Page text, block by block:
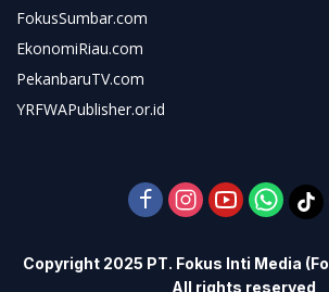
FokusSumbar.com
EkonomiRiau.com
PekanbaruTV.com
YRFWAPublisher.or.id
Copyright 2025 PT. Fokus Inti Media
All rights reserved